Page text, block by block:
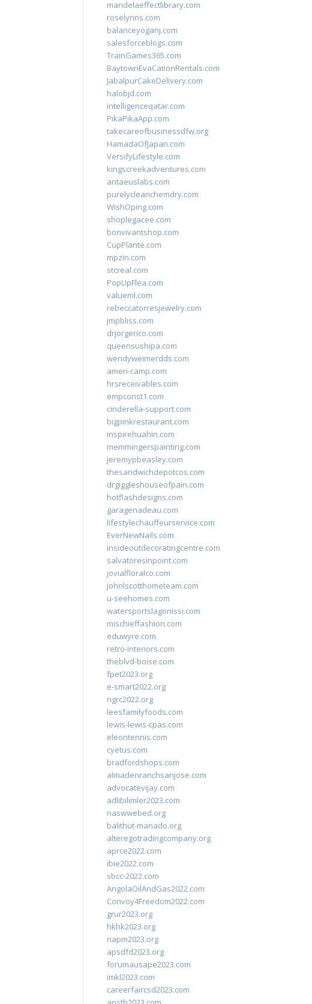
mandelaeffectlibrary.com
roselynns.com
balanceyoganj.com
salesforceblogs.com
TrainGames365.com
BaytownEvaCationRentals.com
JabalpurCakeDelivery.com
halobjd.com
intelligenceqatar.com
PikaPikaApp.com
takecareofbusinessdfw.org
HamadaOfJapan.com
VersifyLifestyle.com
kingscreekadventures.com
antaeuslabs.com
purelycleanchemdry.com
WishOping.com
shoplegacee.com
bonvivantshop.com
CupPlante.com
mpzin.com
stcreal.com
PopUpFlea.com
valueml.com
rebeccatorresjewelry.com
jmpbliss.com
drjorgerico.com
queensushipa.com
wendyweimerdds.com
ameri-camp.com
hrsreceivables.com
empconst1.com
cinderella-support.com
bigpinkrestaurant.com
inspirehuahin.com
memmingerspainting.com
jeremypbeasley.com
thesandwichdepotcos.com
drgiggleshouseofpain.com
hotflashdesigns.com
garagenadeau.com
lifestylechauffeurservice.com
EverNewNails.com
insideoutdecoratingcentre.com
salvatoresinpoint.com
jovialfloralco.com
johnlscotthometeam.com
u-seehomes.com
watersportslagonissi.com
mischieffashion.com
eduwyre.com
retro-interiors.com
theblvd-boise.com
fpet2023.org
e-smart2022.org
ngrc2022.org
leesfamilyfoods.com
lewis-lewis-cpas.com
eleontennis.com
cyetus.com
bradfordshops.com
almadenranchsanjose.com
advocatevijay.com
adlibilimler2023.com
naswwebed.org
balithut-manado.org
alteregotradingcompany.org
aprce2022.com
ibie2022.com
sbcc-2022.com
AngolaOilAndGas2022.com
Convoy4Freedom2022.com
grur2023.org
hkhk2023.org
napm2023.org
apsdfd2023.org
forumausape2023.com
imkl2023.com
careerfaircsd2023.com